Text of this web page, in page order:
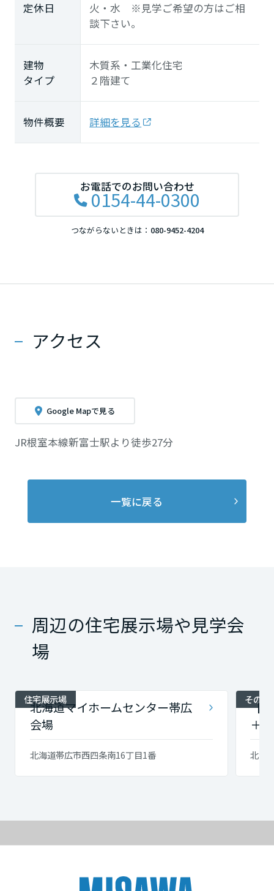
定休日
火・水 ※見学ご希望の方はご相
談下さい。
建物
タイプ
木質系・工業化住宅
２階建て
物件概要 詳細を見る
お電話でのお問い合わせ
0154-44-0300
つながらないときは： 080-9452-4204
アクセス
Google Mapで見る
JR根室本線新富士駅より徒歩27分
一覧に戻る
周辺の住宅展示場や見学会
場
住宅展示場
北海道マイホームセンター帯広
会場
北海道帯広市西四条南16丁目1番
その他
【
＋
北海